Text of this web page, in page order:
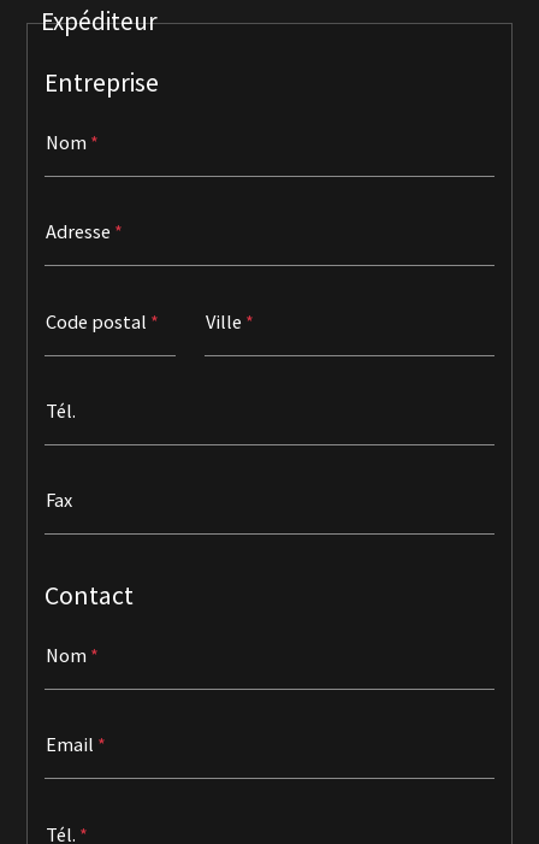
Expéditeur
Entreprise
Nom
Adresse
Code postal Ville
Tél.
Fax
Contact
Nom
Email
Tél.